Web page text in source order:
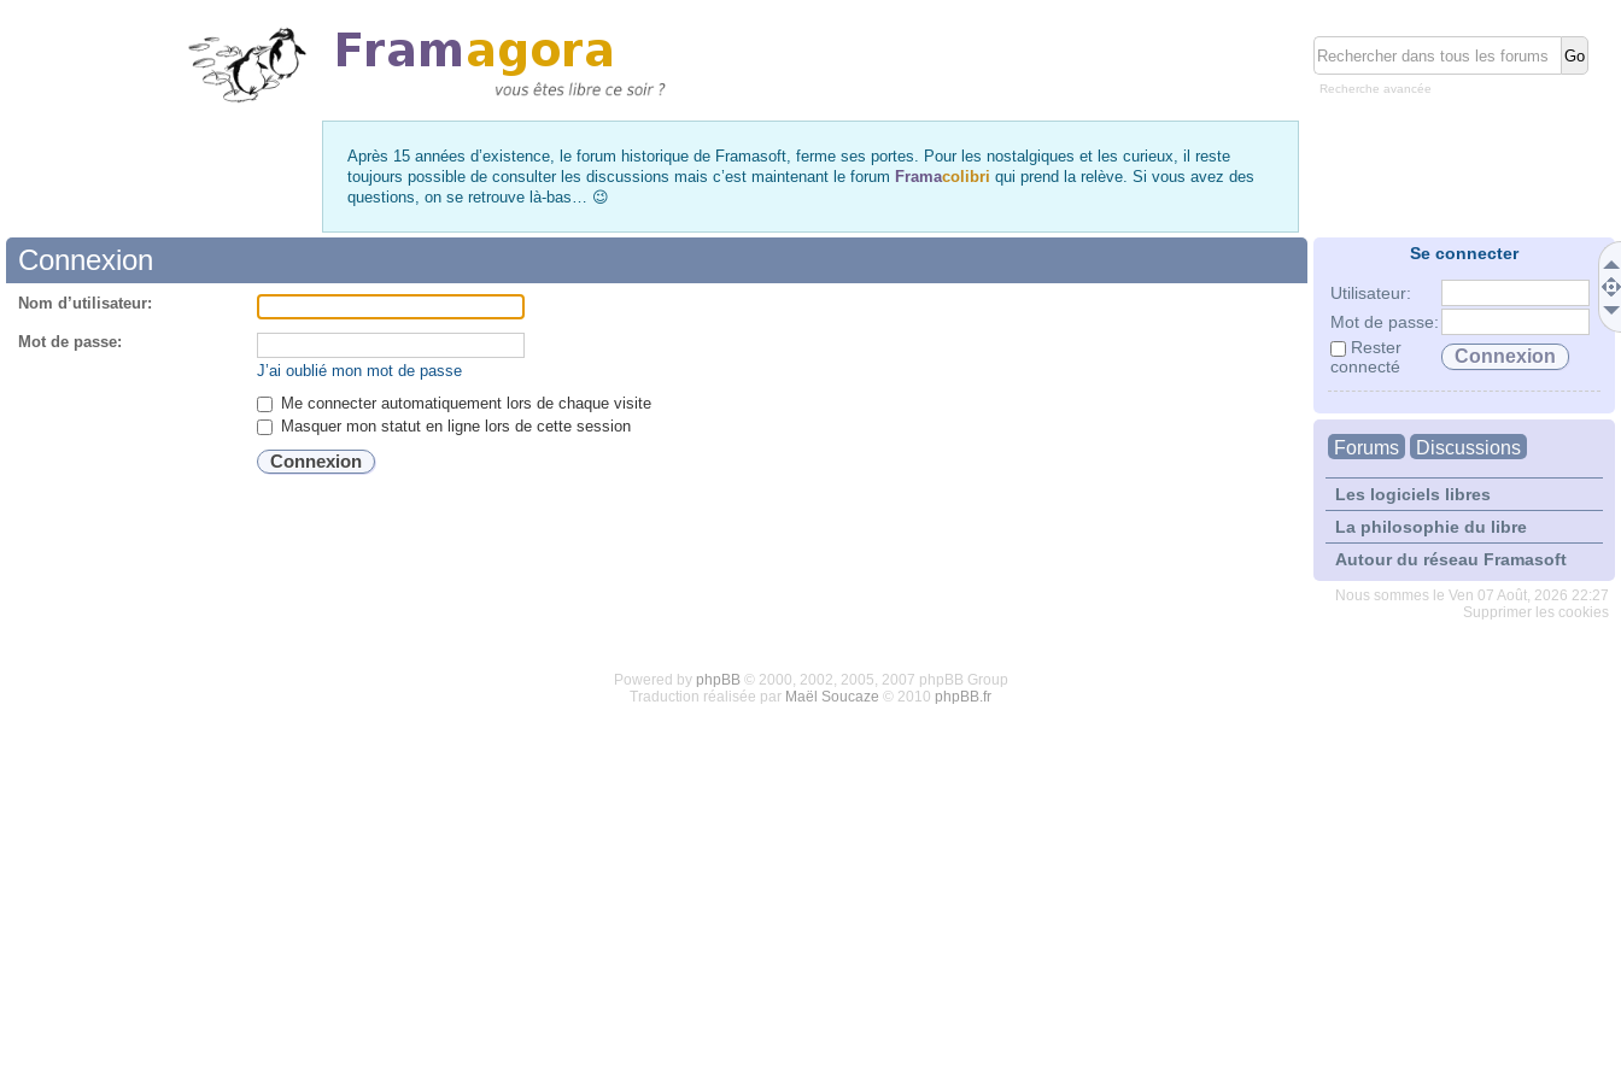
Recherche avancée
Après 15 années d’existence, le forum historique de Framasoft, ferme ses portes. Pour les nostalgiques et les curieux, il reste
toujours possible de consulter les discussions mais c’est maintenant le forum Framacolibri qui prend la relève. Si vous avez des
questions, on se retrouve là-bas… 😉
Se connecter
Utilisateur:
Mot de passe:
Rester
connecté
Forums Discussions
Les logiciels libres
La philosophie du libre
Autour du réseau Framasoft
Nous sommes le Ven 07 Août, 2026 22:27
Supprimer les cookies
Connexion
Nom d’utilisateur:
Mot de passe:
J’ai oublié mon mot de passe
Me connecter automatiquement lors de chaque visite
Masquer mon statut en ligne lors de cette session
Powered by phpBB© 2000, 2002, 2005, 2007 phpBB Group
Traduction réalisée par Maël Soucaze © 2010 phpBB.fr